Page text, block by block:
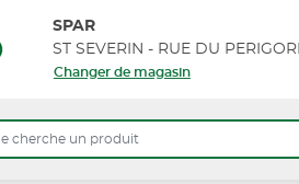
SPAR
Changer de magasin